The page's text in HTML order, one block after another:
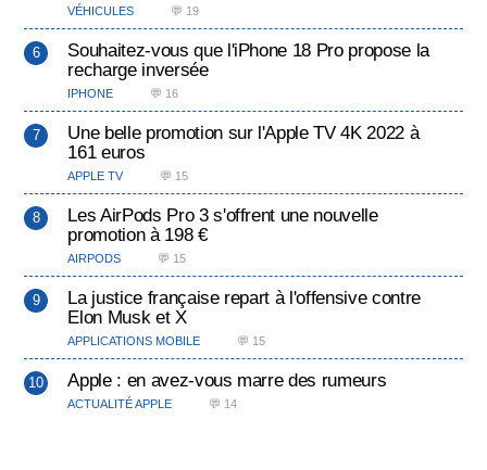
VÉHICULES 💬 19
Souhaitez-vous que l'iPhone 18 Pro propose la
recharge inversée
IPHONE 💬 16
Une belle promotion sur l'Apple TV 4K 2022 à
161 euros
APPLE TV 💬 15
Les AirPods Pro 3 s'offrent une nouvelle
promotion à 198 €
AIRPODS 💬 15
La justice française repart à l'offensive contre
Elon Musk et X
APPLICATIONS MOBILE 💬 15
Apple : en avez-vous marre des rumeurs
ACTUALITÉ APPLE 💬 14